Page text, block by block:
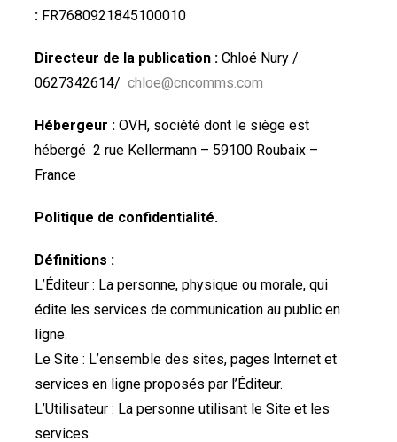
: FR7680921845100010
Directeur de la publication : Chloé Nury /
0627342614/ chloe@cncomms.com
Hébergeur : OVH, société dont le siège est
hébergé 2 rue Kellermann – 59100 Roubaix –
France
Politique de confidentialité.
Définitions :
L’Éditeur : La personne, physique ou morale, qui
édite les services de communication au public en
ligne.
Le Site : L’ensemble des sites, pages Internet et
services en ligne proposés par l’Éditeur.
L’Utilisateur : La personne utilisant le Site et les
services.